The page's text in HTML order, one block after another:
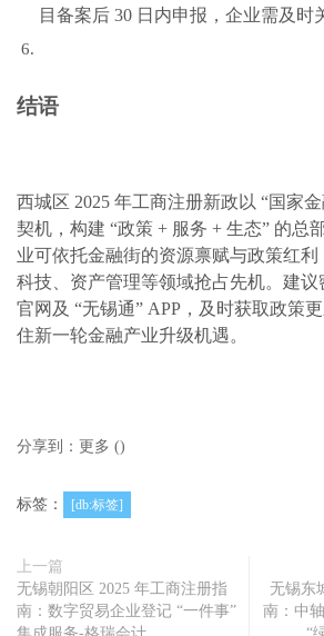
目备案后 30 日内申报，企业需及时
结语
西城区 2025 年工商注册新政以 “国家
契机，构建 “政策 + 服务 + 生态” 的总
业可依托金融街的资源禀赋与政策红
科技、资产管理等领域抢占先机。建
官网及 “无锡通” APP，及时获取政策
住新一轮金融产业升级机遇。
分享到： 更多 ()
标签： [db:标签]
上一篇
无锡朝阳区 2025 年工商注册指
南：数字贸易企业登记 “一件事”
无锡东
南：中